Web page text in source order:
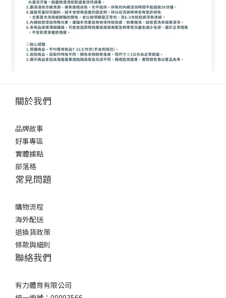
關於我們
品牌故事
好事專區
實體據點
部落格
常見問題
購物流程
海外配送
退換貨政策
條款與細則
聯絡我們
有力體育有限公司